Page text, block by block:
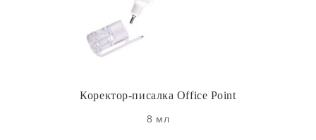
Коректор-писалка Office Point
8 мл